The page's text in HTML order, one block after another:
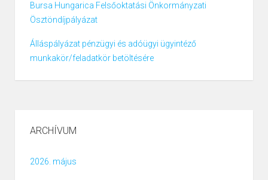
Bursa Hungarica Felsőoktatási Önkormányzati
Ösztöndíjpályázat
Álláspályázat pénzügyi és adóügyi ügyintéző
munkakör/feladatkör betöltésére
ARCHÍVUM
2026. május